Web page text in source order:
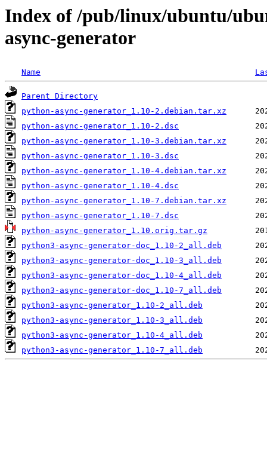
Index of /pub/linux/ubuntu/
async-generator
Name
Parent Directory
python-async-generator_1.10-2.debian.tar.xz
python-async-generator_1.10-2.dsc
python-async-generator_1.10-3.debian.tar.xz
python-async-generator_1.10-3.dsc
python-async-generator_1.10-4.debian.tar.xz
python-async-generator_1.10-4.dsc
python-async-generator_1.10-7.debian.tar.xz
python-async-generator_1.10-7.dsc
python-async-generator_1.10.orig.tar.gz
python3-async-generator-doc_1.10-2_all.deb
python3-async-generator-doc_1.10-3_all.deb
python3-async-generator-doc_1.10-4_all.deb
python3-async-generator-doc_1.10-7_all.deb
python3-async-generator_1.10-2_all.deb
python3-async-generator_1.10-3_all.deb
python3-async-generator_1.10-4_all.deb
python3-async-generator_1.10-7_all.deb